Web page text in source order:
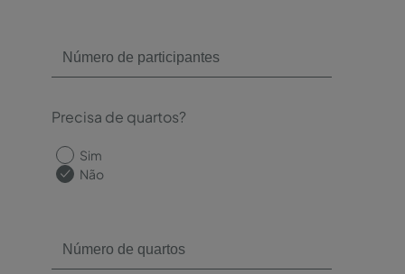
Precisa de quartos?
Sim
Não